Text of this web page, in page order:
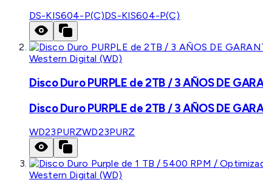
DS-KIS604-P(C)DS-KIS604-P(C)
Western Digital (WD)
Disco Duro PURPLE de 2TB / 3 AÑOS DE
Disco Duro PURPLE de 2TB / 3 AÑOS DE
WD23PURZWD23PURZ
Western Digital (WD)